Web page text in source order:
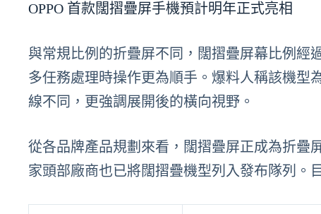
OPPO 首款闊摺疊屏手機預計明年正式亮相
與常規比例的折疊屏不同，闊摺疊屏幕比例經
多任務處理時操作更為順手。爆料人稱該機型
線不同，更強調展開後的橫向視野。
從各品牌產品規劃來看，闊摺疊屏正成為折疊
家頭部廠商也已將闊摺疊機型列入發布隊列。